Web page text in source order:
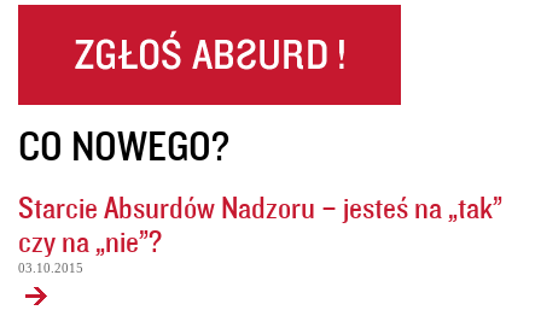
CO NOWEGO?
Starcie Absurdów Nadzoru – jesteś na „tak”
czy na „nie”?
03.10.2015